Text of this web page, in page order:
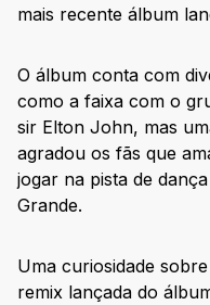
mais recente álbum
O álbum conta com
como a faixa com o
sir Elton John, mas
agradou os fãs que
jogar na pista de
Grande.
Uma curiosidade
remix lançada do